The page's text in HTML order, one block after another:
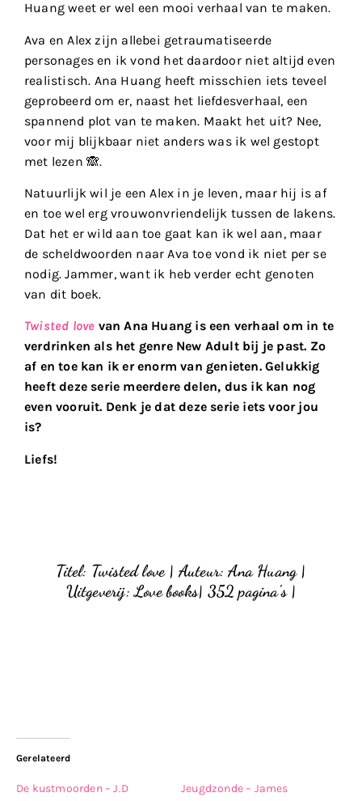
Huang weet er wel een mooi verhaal van te maken.
Ava en Alex zijn allebei getraumatiseerde
personages en ik vond het daardoor niet altijd even
realistisch. Ana Huang heeft misschien iets teveel
geprobeerd om er, naast het liefdesverhaal, een
spannend plot van te maken. Maakt het uit? Nee,
voor mij blijkbaar niet anders was ik wel gestopt
met lezen 🙈.
Natuurlijk wil je een Alex in je leven, maar hij is af
en toe wel erg vrouwonvriendelijk tussen de lakens.
Dat het er wild aan toe gaat kan ik wel aan, maar
de scheldwoorden naar Ava toe vond ik niet per se
nodig. Jammer, want ik heb verder echt genoten
van dit boek.
Twisted love van Ana Huang is een verhaal om in te
verdrinken als het genre New Adult bij je past. Zo
af en toe kan ik er enorm van genieten. Gelukkig
heeft deze serie meerdere delen, dus ik kan nog
even vooruit. Denk je dat deze serie iets voor jou
is?
Liefs!
Titel: Twisted love | Auteur: Ana Huang |
Uitgeverij: Love books| 352 pagina’s |
Gerelateerd
De kustmoorden – J.D
Jeugdzonde – James